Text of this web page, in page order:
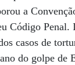
a
Código Penal.
casos de
do golpe de